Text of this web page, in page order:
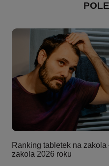
Ranking tabletek na
zakola 2026 roku